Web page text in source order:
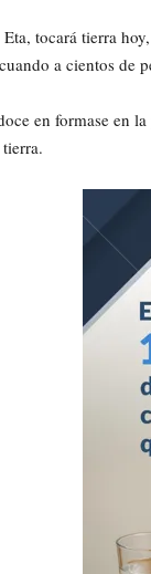
tocará tierra
a cientos de
en formase en